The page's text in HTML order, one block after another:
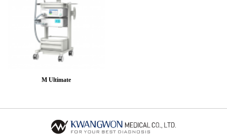
M Ultimate